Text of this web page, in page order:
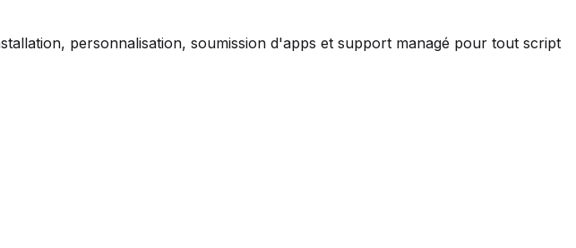
personnalisation, soumission d'apps et support managé pour tout script